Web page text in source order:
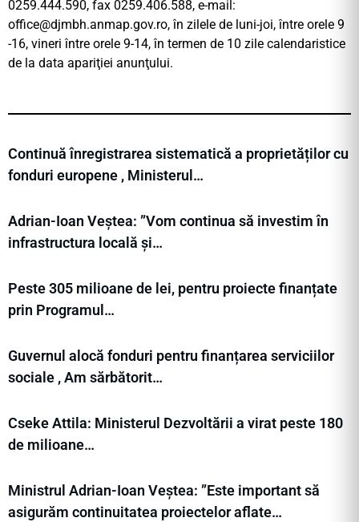
0259.444.590, fax 0259.406.588, e-mail:
office@djmbh.anmap.gov.ro, în zilele de luni-joi, între orele 9
-16, vineri între orele 9-14, în termen de 10 zile calendaristice
de la data apariţiei anunţului.
Continuă înregistrarea sistematică a proprietăților cu
fonduri europene , Ministerul…
Adrian-Ioan Veștea: ”Vom continua să investim în
infrastructura locală și…
Peste 305 milioane de lei, pentru proiecte finanțate
prin Programul…
Guvernul alocă fonduri pentru finanțarea serviciilor
sociale , Am sărbătorit…
Cseke Attila: Ministerul Dezvoltării a virat peste 180
de milioane…
Ministrul Adrian-Ioan Veștea: ”Este important să
asigurăm continuitatea proiectelor aflate…